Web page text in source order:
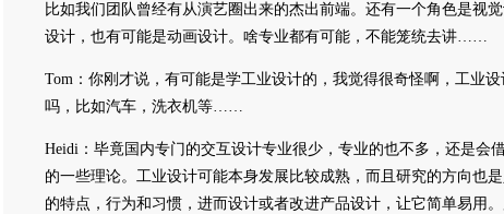
比如我们团队曾经有从演艺圈出来的杰出前端。还有一个角色是视
设计，也有可能是动画设计。啥专业都有可能，不能笼统去讲……
Tom：你刚才说，有可能是学工业设计的，我觉得很奇怪啊，工业
吗，比如汽车，洗衣机等……
Heidi：毕竟国内专门的交互设计专业很少，专业的也不多，还是会
的一些理论。工业设计可能本身发展比较成熟，而且研究的方向也
的特点，行为和习惯，进而设计或者改进产品设计，让它简单易用